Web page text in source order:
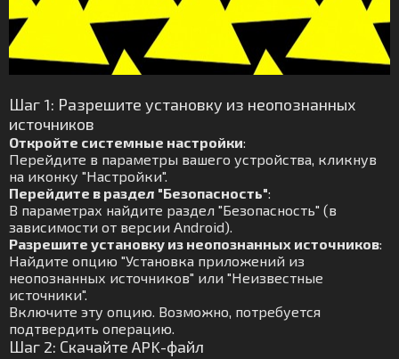
Шаг 1: Разрешите установку из неопознанных
источников
Откройте системные настройки:
Перейдите в параметры вашего устройства, кликнув
на иконку "Настройки".
Перейдите в раздел "Безопасность":
В параметрах найдите раздел "Безопасность" (в
зависимости от версии Android).
Разрешите установку из неопознанных источников:
Найдите опцию "Установка приложений из
неопознанных источников" или "Неизвестные
источники".
Включите эту опцию. Возможно, потребуется
подтвердить операцию.
Шаг 2: Скачайте APK-файл